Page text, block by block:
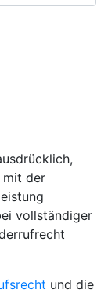
mit der
vollständiger
und die